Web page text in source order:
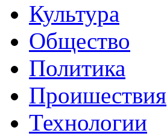
Культура
Общество
Политика
Проишествия
Технологии